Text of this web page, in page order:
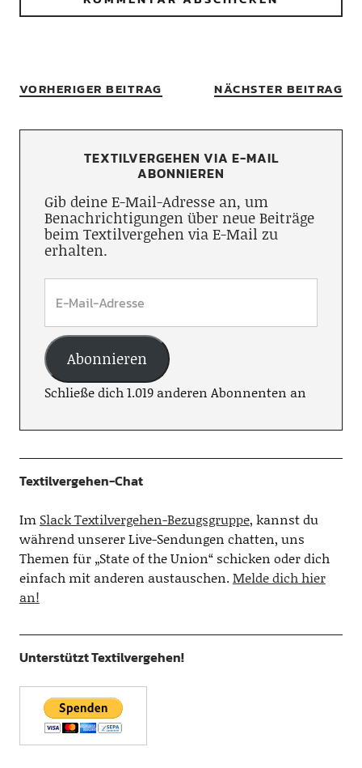
VORHERIGER BEITRAG NÄCHSTER BEITRAG
TEXTILVERGEHEN VIA E-MAIL
ABONNIEREN
Gib deine E-Mail-Adresse an, um
Benachrichtigungen über neue Beiträge
beim Textilvergehen via E-Mail zu
erhalten.
Abonnieren
Schließe dich 1.019 anderen Abonnenten an
Textilvergehen-Chat
Im Slack Textilvergehen-Bezugsgruppe, kannst du
während unserer Live-Sendungen chatten, uns
Themen für „State of the Union“ schicken oder dich
einfach mit anderen austauschen.Melde dich hier
an!
Unterstützt Textilvergehen!